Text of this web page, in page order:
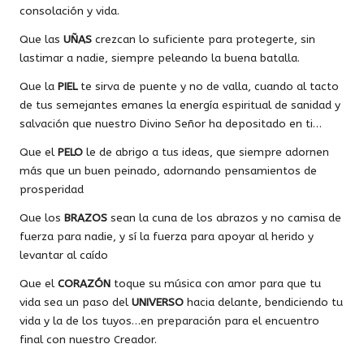
consolación y vida.
Que las UÑAS crezcan lo suficiente para protegerte, sin
lastimar a nadie, siempre peleando la buena batalla.
Que la PIELte sirva de puente y no de valla, cuando al tacto
de tus semejantes emanes la energía espiritual de sanidad y
salvación que nuestro Divino Señor ha depositado en ti…
Que elPELO le de abrigo a tus ideas, que siempre adornen
más que un buen peinado, adornando pensamientos de
prosperidad
Que los BRAZOS sean la cuna de los abrazos y no camisa de
fuerza para nadie, y sí la fuerza para apoyar al herido y
levantar al caído
Que elCORAZÓN toque su música con amor para que tu
vida sea un paso delUNIVERSO hacia delante, bendiciendo tu
vida y la de los tuyos…en preparación para el encuentro
final con nuestro Creador.